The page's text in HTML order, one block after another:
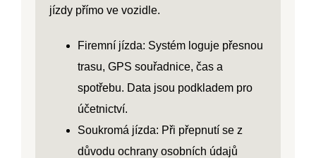
jízdy přímo ve vozidle.
Firemní jízda: Systém loguje přesnou
trasu, GPS souřadnice, čas a
spotřebu. Data jsou podkladem pro
účetnictví.
Soukromá jízda: Při přepnutí se z
důvodu ochrany osobních údajů